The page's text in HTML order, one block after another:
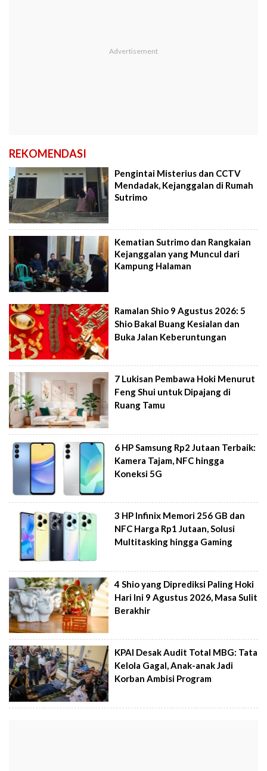
REKOMENDASI
Pengintai Misterius dan CCTV
Mendadak, Kejanggalan di Rumah
Sutrimo
Kematian Sutrimo dan Rangkaian
Kejanggalan yang Muncul dari
Kampung Halaman
Ramalan Shio 9 Agustus 2026: 5
Shio Bakal Buang Kesialan dan
Buka Jalan Keberuntungan
7 Lukisan Pembawa Hoki Menurut
Feng Shui untuk Dipajang di
Ruang Tamu
6 HP Samsung Rp2 Jutaan Terbaik:
Kamera Tajam, NFC hingga
Koneksi 5G
3 HP Infinix Memori 256 GB dan
NFC Harga Rp1 Jutaan, Solusi
Multitasking hingga Gaming
4 Shio yang Diprediksi Paling Hoki
Hari Ini 9 Agustus 2026, Masa Sulit
Berakhir
KPAI Desak Audit Total MBG: Tata
Kelola Gagal, Anak-anak Jadi
Korban Ambisi Program